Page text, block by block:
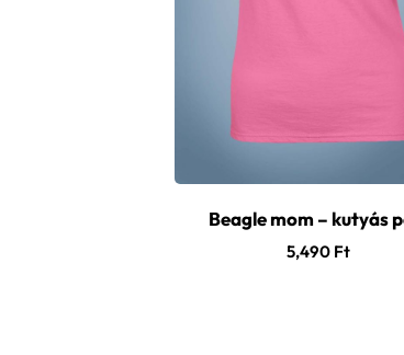
Beagle mom – kutyás
5,490 Ft